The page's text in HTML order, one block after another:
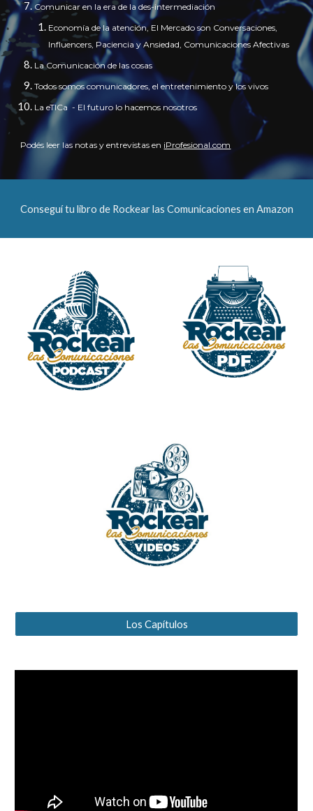
Comunicar en la era de la des-intermediación
Economía de la atención, El Mercado son Conversaciones,
Influencers, Paciencia y Ansiedad, Comunicaciones Afectivas
La Comunicación de las cosas
Todossomoscomunicadores, el entretenimiento y los vivos
La eTICa - El futuro lo hacemos nosotros
Podés leer las notas y entrevistas en iProfesional.com
Conseguí tu libro de Rockear las Comunicaciones en Amazon
Los Capítulos